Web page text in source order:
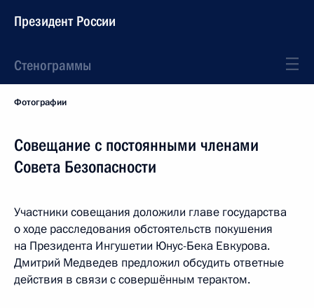
Президент России
Стенограммы
Фотографии
Совещание с постоянными членами
Совета Безопасности
Участники совещания доложили главе государства
о ходе расследования обстоятельств покушения
на Президента Ингушетии Юнус-Бека Евкурова.
Дмитрий Медведев предложил обсудить ответные
действия в связи с совершённым терактом.